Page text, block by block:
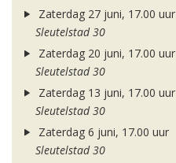
Zaterdag 27 juni, 17.00 uur
Sleutelstad 30
Zaterdag 20 juni, 17.00 uur
Sleutelstad 30
Zaterdag 13 juni, 17.00 uur
Sleutelstad 30
Zaterdag 6 juni, 17.00 uur
Sleutelstad 30